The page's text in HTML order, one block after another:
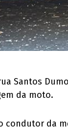
Santos
da moto.
condutor da